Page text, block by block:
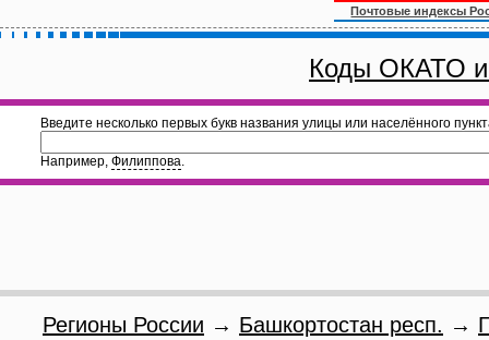
Почтовые индексы
Коды ОКАТО
Введите несколько первых букв названия улицы или населённого
Например, Филиппова.
Регионы России → Башкортостан респ. →